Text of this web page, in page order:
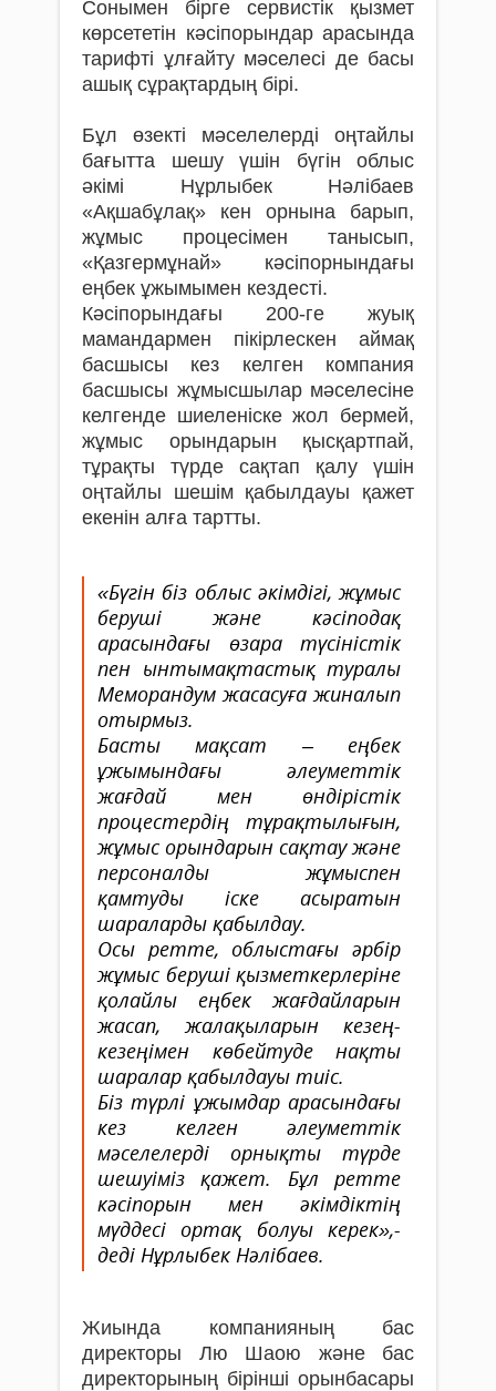
Сонымен бірге сервистік қызмет
көрсететін кәсіпорындар арасында
тарифті ұлғайту мәселесі де басы
ашық сұрақтардың бірі.
Бұл өзекті мәселелерді оңтайлы
бағытта шешу үшін бүгін облыс
әкімі Нұрлыбек Нәлібаев
«Ақшабұлақ» кен орнына барып,
жұмыс процесімен танысып,
«Қазгермұнай» кәсіпорнындағы
еңбек ұжымымен кездесті.
Кәсіпорындағы 200-ге жуық
мамандармен пікірлескен аймақ
басшысы кез келген компания
басшысы жұмысшылар мәселесіне
келгенде шиеленіске жол бермей,
жұмыс орындарын қысқартпай,
тұрақты түрде сақтап қалу үшін
оңтайлы шешім қабылдауы қажет
екенін алға тартты.
«Бүгін біз облыс әкімдігі, жұмыс
беруші және кәсіподақ
арасындағы өзара түсіністік
пен ынтымақтастық туралы
Меморандум жасасуға жиналып
отырмыз.
Басты мақсат – еңбек
ұжымындағы әлеуметтік
жағдай мен өндірістік
процестердің тұрақтылығын,
жұмыс орындарын сақтау және
персоналды жұмыспен
қамтуды іске асыратын
шараларды қабылдау.
Осы ретте, облыстағы әрбір
жұмыс беруші қызметкерлеріне
қолайлы еңбек жағдайларын
жасап, жалақыларын кезең-
кезеңімен көбейтуде нақты
шаралар қабылдауы тиіс.
Біз түрлі ұжымдар арасындағы
кез келген әлеуметтік
мәселелерді орнықты түрде
шешуіміз қажет. Бұл ретте
кәсіпорын мен әкімдіктің
мүддесі ортақ болуы керек»,-
деді Нұрлыбек Нәлібаев.
Жиында компанияның бас
директоры Лю Шаою және бас
директорының бірінші орынбасары